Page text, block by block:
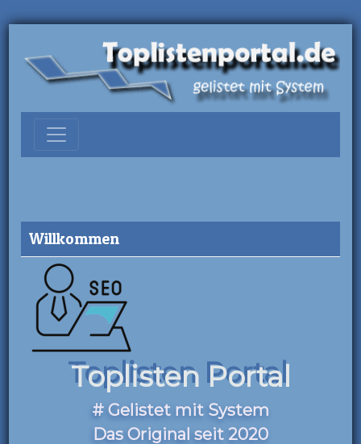
Willkommen
Toplisten Portal
# Gelistet mit System
Das Original seit 2020